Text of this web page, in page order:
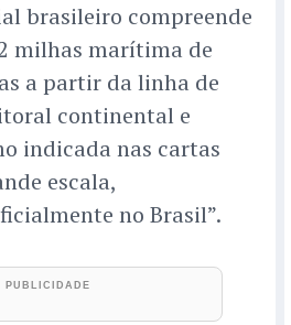
brasileiro compreende
milhas marítima de
a partir da linha de
continental e
indicada nas cartas
escala,
no Brasil”.